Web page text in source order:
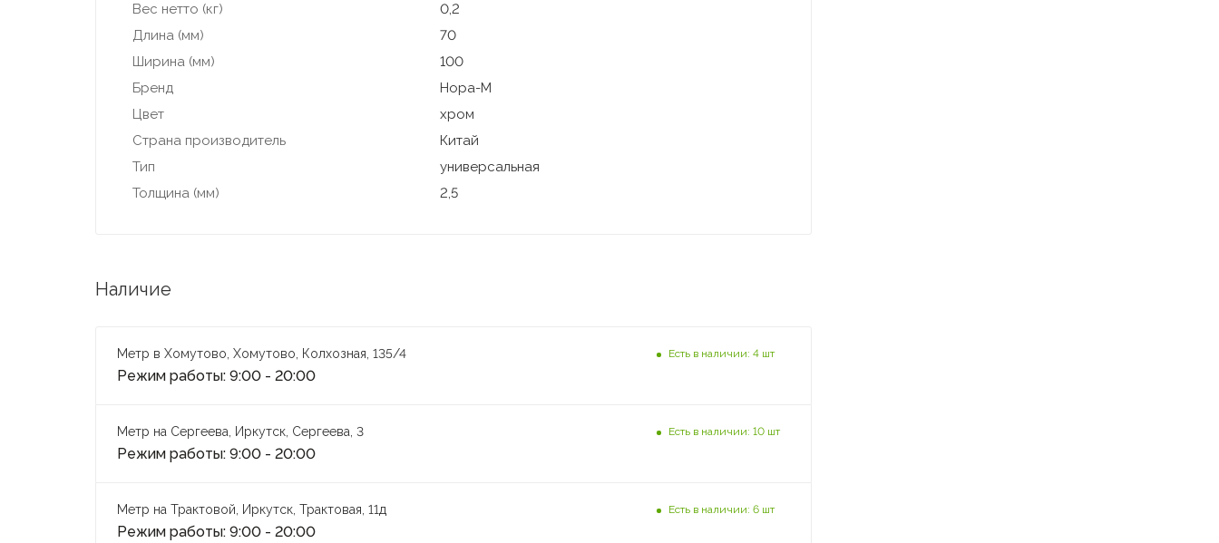
Вес нетто (кг)
0,2
Длина (мм)
70
Ширина (мм)
100
Бренд
Нора-М
Цвет
хром
Страна производитель
Китай
Тип
универсальная
Толщина (мм)
2,5
Наличие
Метр в Хомутово, Хомутово, Колхозная, 135/4
Режим работы: 9:00 - 20:00
Есть в наличии: 4 шт
Метр на Сергеева, Иркутск, Сергеева, 3
Режим работы: 9:00 - 20:00
Есть в наличии: 10 шт
Метр на Трактовой, Иркутск, Трактовая, 11д
Режим работы: 9:00 - 20:00
Есть в наличии: 6 шт